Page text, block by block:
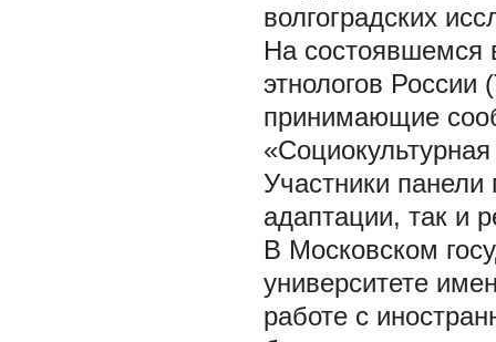
волгоградских
На состоявшемся
этнологов
принимающие
Участники панели
адаптации, так и
В Московском
университете
работе с